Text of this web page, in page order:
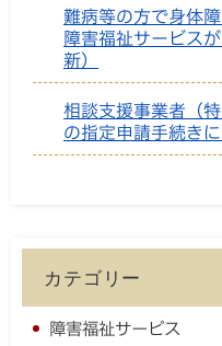
難病等の方で身体
障害福祉サービス
新）
相談支援事業者（
の指定申請手続き
カテゴリー
障害福祉サービス